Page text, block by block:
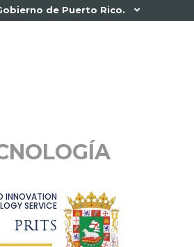
de Puerto Rico. 
INNOVATION
SERVICE
PRITS